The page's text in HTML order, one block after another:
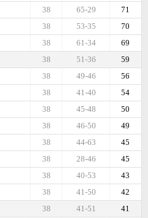
71
65-29
38
70
53-35
38
69
61-34
38
59
51-36
38
56
49-46
38
54
41-40
38
50
45-48
38
49
46-50
38
45
44-63
38
45
28-46
38
43
40-53
38
42
41-50
38
41
41-51
38